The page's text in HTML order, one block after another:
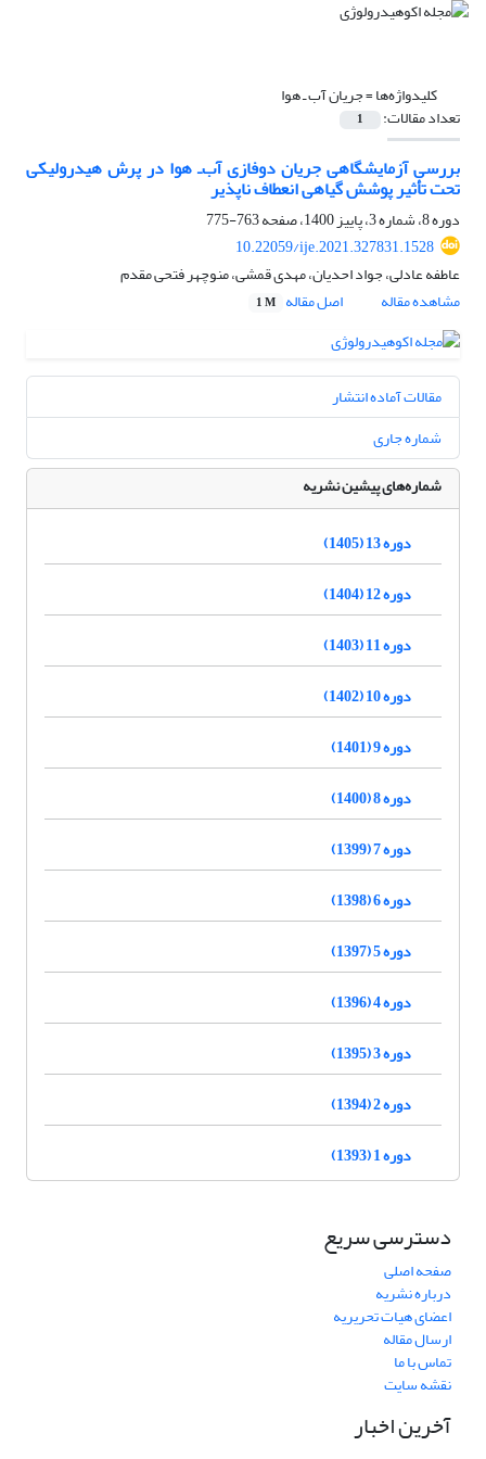
کلیدواژه‌ها =جریان آب ‌ـ هوا
تعداد مقالات: 1
بررسی آزمایشگاهی جریان دوفازی آب‌ـ هوا در پرش هیدرولیکی
تحت تأثیر پوشش گیاهی انعطاف ‏ناپذیر
دوره 8، شماره 3، پاییز 1400، صفحه
763-775
10.22059/ije.2021.327831.1528
عاطفه عادلی، جواد احدیان، مهدی قمشی، منوچهر فتحی مقدم
مشاهده مقاله
اصل مقاله 1 M
مقالات آماده انتشار
شماره جاری
شماره‌های پیشین نشریه
دوره 13 (1405)
دوره 12 (1404)
دوره 11 (1403)
دوره 10 (1402)
دوره 9 (1401)
دوره 8 (1400)
دوره 7 (1399)
دوره 6 (1398)
دوره 5 (1397)
دوره 4 (1396)
دوره 3 (1395)
دوره 2 (1394)
دوره 1 (1393)
دسترسی سریع
صفحه اصلی
درباره نشریه
اعضای هیات تحریریه
ارسال مقاله
تماس با ما
نقشه سایت
آخرین اخبار